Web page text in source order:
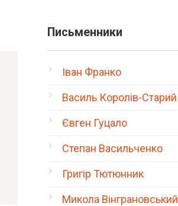
Письменники
Іван Франко
Василь Королів-Старий
Євген Гуцало
Степан Васильченко
Григір Тютюнник
Микола Вінграновський